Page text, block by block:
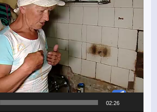
02:26